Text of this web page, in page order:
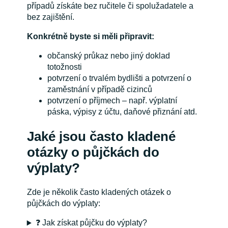
případů získáte bez ručitele či spolužadatele a
bez zajištění.
Konkrétně byste si měli připravit:
občanský průkaz nebo jiný doklad
totožnosti
potvrzení o trvalém bydlišti a potvrzení o
zaměstnání v případě cizinců
potvrzení o příjmech – např. výplatní
páska, výpisy z účtu, daňové přiznání atd.
Jaké jsou často kladené
otázky o půjčkách do
výplaty?
Zde je několik často kladených otázek o
půjčkách do výplaty:
❓ Jak získat půjčku do výplaty?